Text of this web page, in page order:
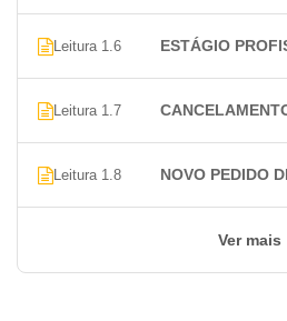
COMPETÊNCIA DO
SUBSEÇÃO
ELEIÇÃO DO CONSELHO
DO PROCESSO NA OAB
Leitura 1.6 ESTÁGIO
Leitura 1.7
Leitura 1.8 NOVO PEDIDO
Ver mais